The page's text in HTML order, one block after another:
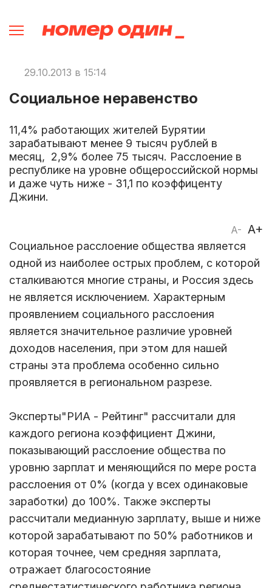
29.10.2013 в 15:14
Социальное неравенство
11,4% работающих жителей Бурятии
зарабатывают менее 9 тысяч рублей в
месяц, 2,9% более 75 тысяч. Расслоение в
республике на уровне общероссийской нормы
и даже чуть ниже - 31,1 по коэффиценту
Джини.
A- A+
Социальное расслоение общества является
одной из наиболее острых проблем, с которой
сталкиваются многие страны, и Россия здесь
не является исключением. Характерным
проявлением социального расслоения
является значительное различие уровней
доходов населения, при этом для нашей
страны эта проблема особенно сильно
проявляется в региональном разрезе.
Эксперты"РИА - Рейтинг" рассчитали для
каждого региона коэффициент Джини,
показывающий расслоение общества по
уровню зарплат и меняющийся по мере роста
расслоения от 0% (когда у всех одинаковые
заработки) до 100%. Также эксперты
рассчитали медианную зарплату, выше и ниже
которой зарабатывают по 50% работников и
которая точнее, чем средняя зарплата,
отражает благосостояние